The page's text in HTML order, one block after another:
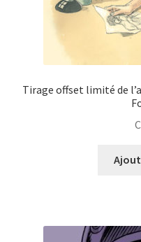
Tirage offset limité de